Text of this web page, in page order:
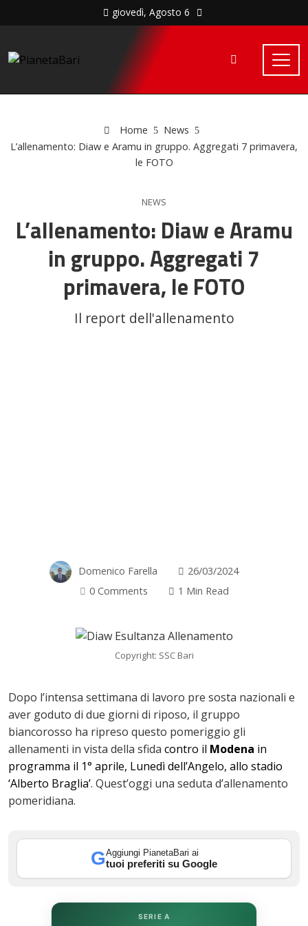
giovedì, Agosto 6
Home
News
L’allenamento: Diaw e Aramu in gruppo. Aggregati 7 primavera,
le FOTO
NEWS
L’allenamento: Diaw e Aramu
in gruppo. Aggregati 7
primavera, le FOTO
Il report dell'allenamento
Domenico Farella
26/03/2024
0 Comments
1 Min Read
Copyright: SSC Bari
Dopo l’intensa settimana di lavoro pre sosta nazionali e
aver goduto di due giorni di riposo, il gruppo
biancorosso ha ripreso questo pomeriggio gli
allenamenti in vista della sfida contro il Modena in
programma il 1° aprile, Lunedì dell’Angelo, allo stadio
‘Alberto Braglia’. Quest’oggi una seduta d’allenamento
pomeridiana.
GAggiungi PianetaBari ai
tuoi preferiti su Google
SERIE A